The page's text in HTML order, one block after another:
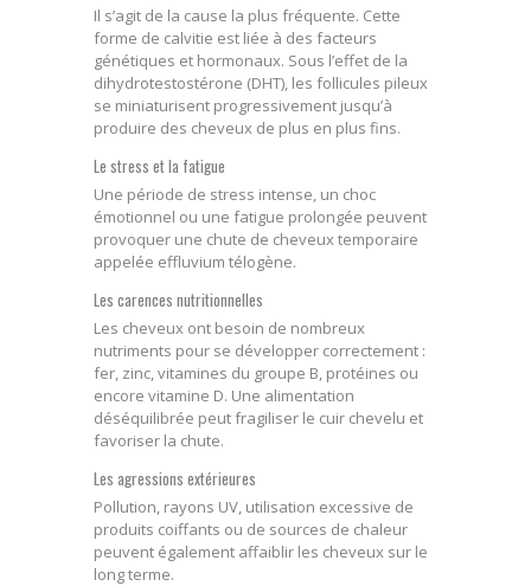
Il s’agit de la cause la plus fréquente. Cette
forme de calvitie est liée à des facteurs
génétiques et hormonaux. Sous l’effet de la
dihydrotestostérone (DHT), les follicules pileux
se miniaturisent progressivement jusqu’à
produire des cheveux de plus en plus fins.
Le stress et la fatigue
Une période de stress intense, un choc
émotionnel ou une fatigue prolongée peuvent
provoquer une chute de cheveux temporaire
appelée effluvium télogène.
Les carences nutritionnelles
Les cheveux ont besoin de nombreux
nutriments pour se développer correctement :
fer, zinc, vitamines du groupe B, protéines ou
encore vitamine D. Une alimentation
déséquilibrée peut fragiliser le cuir chevelu et
favoriser la chute.
Les agressions extérieures
Pollution, rayons UV, utilisation excessive de
produits coiffants ou de sources de chaleur
peuvent également affaiblir les cheveux sur le
long terme.